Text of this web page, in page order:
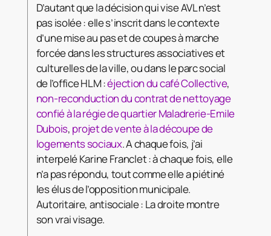
D’autant que la décision qui vise AVL n’est
pas isolée : elle s’inscrit dans le contexte
d’une mise au pas et de coupes à marche
forcée dans les structures associatives et
culturelles de la ville, ou dans le parc social
de l’office HLM :éjection du café Collective,
non-reconduction du contrat de nettoyage
confié à la régie de quartier Maladrerie-Emile
Dubois, projet de vente à la découpe de
logements sociaux. A chaque fois, j’ai
interpelé Karine Franclet : à chaque fois, elle
n’a pas répondu, tout comme elle a piétiné
les élus de l’opposition municipale.
Autoritaire, antisociale : La droite montre
son vrai visage.